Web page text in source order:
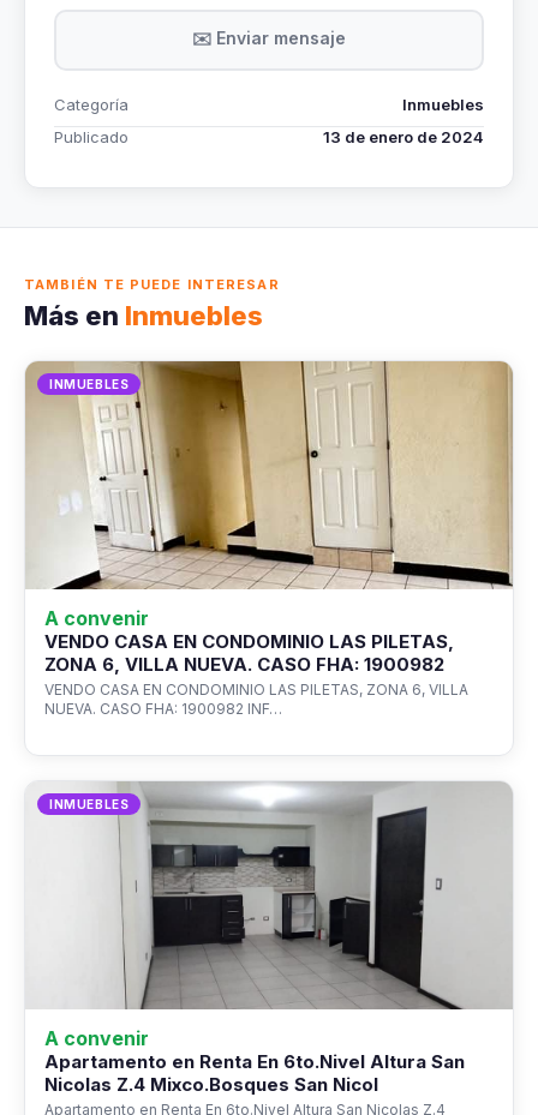
✉️ Enviar mensaje
Categoría
Inmuebles
Publicado
13 de enero de 2024
TAMBIÉN TE PUEDE INTERESAR
Más en Inmuebles
INMUEBLES
A convenir
VENDO CASA EN CONDOMINIO LAS PILETAS,
ZONA 6, VILLA NUEVA. CASO FHA: 1900982
VENDO CASA EN CONDOMINIO LAS PILETAS, ZONA 6, VILLA
NUEVA. CASO FHA: 1900982 INF…
INMUEBLES
A convenir
Apartamento en Renta En 6to.Nivel Altura San
Nicolas Z.4 Mixco.Bosques San Nicol
Apartamento en Renta En 6to.Nivel Altura San Nicolas Z.4